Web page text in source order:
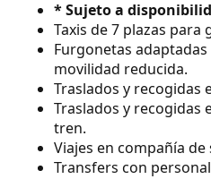
* Sujeto a
Taxis de 7 plazas para
Furgonetas
movilidad reducida.
Traslados y recogidas
Traslados y recogidas
tren.
Viajes en compañía de
Transfers con